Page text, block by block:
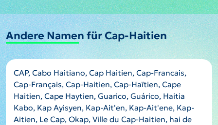
Andere Namen für Cap-Haitien
CAP, Cabo Haitiano, Cap Haitien, Cap-Francais,
Cap-Français, Cap-Haitien, Cap-Haïtien, Cape
Haitien, Cape Haytien, Guarico, Guárico, Haitia
Kabo, Kap Ayisyen, Kap-Ait'en, Kap-Ait'ene, Kap-
Aitien, Le Cap, Okap, Ville du Cap-Haitien, hai de